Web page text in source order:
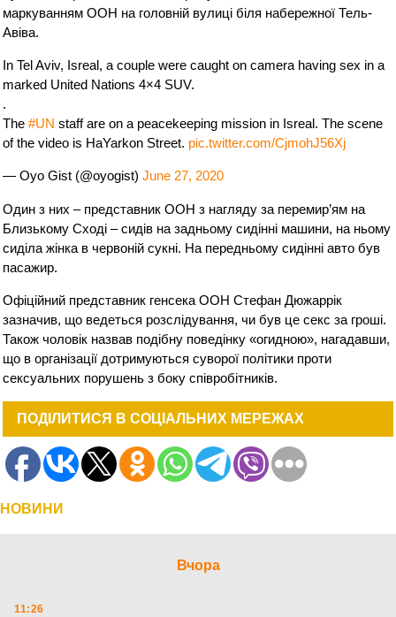
маркуванням ООН на головній вулиці біля набережної Тель-
Авіва.
In Tel Aviv, Isreal, a couple were caught on camera having sex in a
marked United Nations 4×4 SUV.
.
The#UN staff are on a peacekeeping mission in Isreal. The scene
of the video is HaYarkon Street. pic.twitter.com/CjmohJ56Xj
— Oyo Gist (@oyogist)June 27, 2020
Один з них – представник ООН з нагляду за перемир’ям на
Близькому Сході – сидів на задньому сидінні машини, на ньому
сиділа жінка в червоній сукні. На передньому сидінні авто був
пасажир.
Офіційний представник генсека ООН Стефан Дюжаррік
зазначив, що ведеться розслідування, чи був це секс за гроші.
Також чоловік назвав подібну поведінку «огидною», нагадавши,
що в організації дотримуються суворої політики проти
сексуальних порушень з боку співробітників.
ПОДІЛИТИСЯ В СОЦІАЛЬНИХ МЕРЕЖАХ
НОВИНИ
Вчора
11:26